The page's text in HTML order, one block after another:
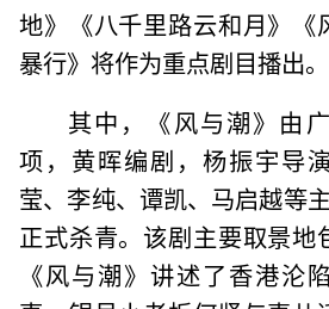
地》《八千里路云和月》《
暴行》将作为重点剧目播出。
其中，《风与潮》由
项，黄晖编剧，杨振宇导
莹、李纯、谭凯、马启越等
正式杀青。该剧主要取景地
《风与潮》讲述了香港沦